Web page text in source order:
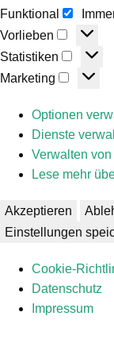
Funktional
Vorlieben
Statistiken
Marketing
Optionen
Dienste
Verwalten
Lese mehr
Akzeptieren
Einstellungen
Coo­kie-
Daten­schutz
Impres­sum